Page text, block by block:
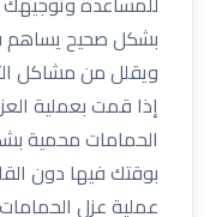
بشكل صحيح يساهم
ويقلل من مشاكل
إذا قمت بعملية
الحمامات محمية
بوقتك فيها دون
عملية عزل الحمامات